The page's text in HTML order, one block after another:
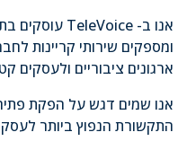
ומספקים שירותי קריינות
ארגונים ציבוריים ולעסקים
אנו שמים דגש על הפקת פתיח
התקשורת הנפוץ ביותר